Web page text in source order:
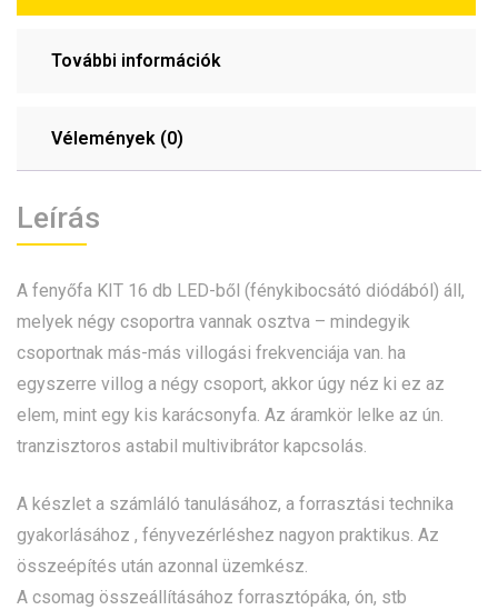
További információk
Vélemények (0)
Leírás
A fenyőfa KIT 16 db LED-ből (fénykibocsátó diódából) áll,
melyek négy csoportra vannak osztva – mindegyik
csoportnak más-más villogási frekvenciája van. ha
egyszerre villog a négy csoport, akkor úgy néz ki ez az
elem, mint egy kis karácsonyfa. Az áramkör lelke az ún.
tranzisztoros astabil multivibrátor kapcsolás.
A készlet a számláló tanulásához, a forrasztási technika
gyakorlásához , fényvezérléshez nagyon praktikus. Az
összeépítés után azonnal üzemkész.
A csomag összeállításához forrasztópáka, ón, stb